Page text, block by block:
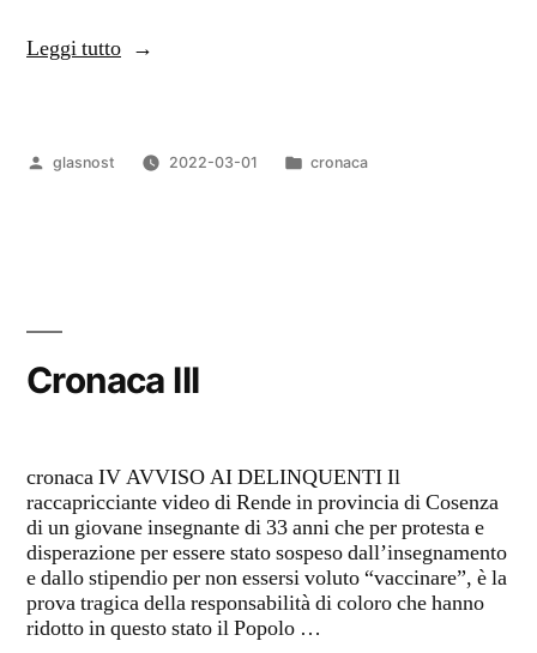
Leggi tutto“Cronaca
Pubblicato
glasnost 2022-03-01
Pubblicato
cronaca
Cronaca III
cronaca IV AVVISO AI DELINQUENTI Il
raccapricciante video di Rende in provincia di Cosenza
di un giovane insegnante di 33 anni che per protesta e
disperazione per essere stato sospeso dall’insegnamento
e dallo stipendio per non essersi voluto “vaccinare”, è la
prova tragica della responsabilità di coloro che hanno
ridotto in questo stato il Popolo …